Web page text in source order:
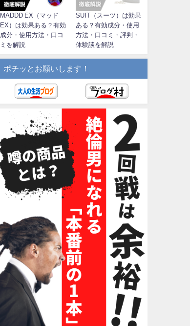
MADDD EX（マッド
EX）は効果ある？有効
成分・使用方法・口コ
ミを解説
SUIT（スーツ）は効果
ある？有効成分・使用
方法・口コミ・評判・
体験談を解説
ポチッとお願いします！